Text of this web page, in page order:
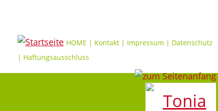
HOME | Kontakt| Impressum | Datenschutz
| Haftungsausschluss